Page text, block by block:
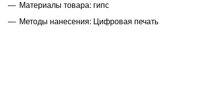
Материалы товара: гипс
Методы нанесения: Цифровая печать